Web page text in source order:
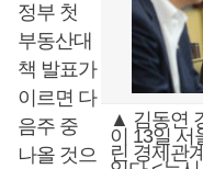
▲ 김동연
이 13일 서
린 경제관
정부 첫
부동산대
책 발표가
이르면 다
음주 중
나올 것으